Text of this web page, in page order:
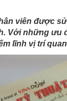
viên được
Với những ưu
lĩnh vị trí